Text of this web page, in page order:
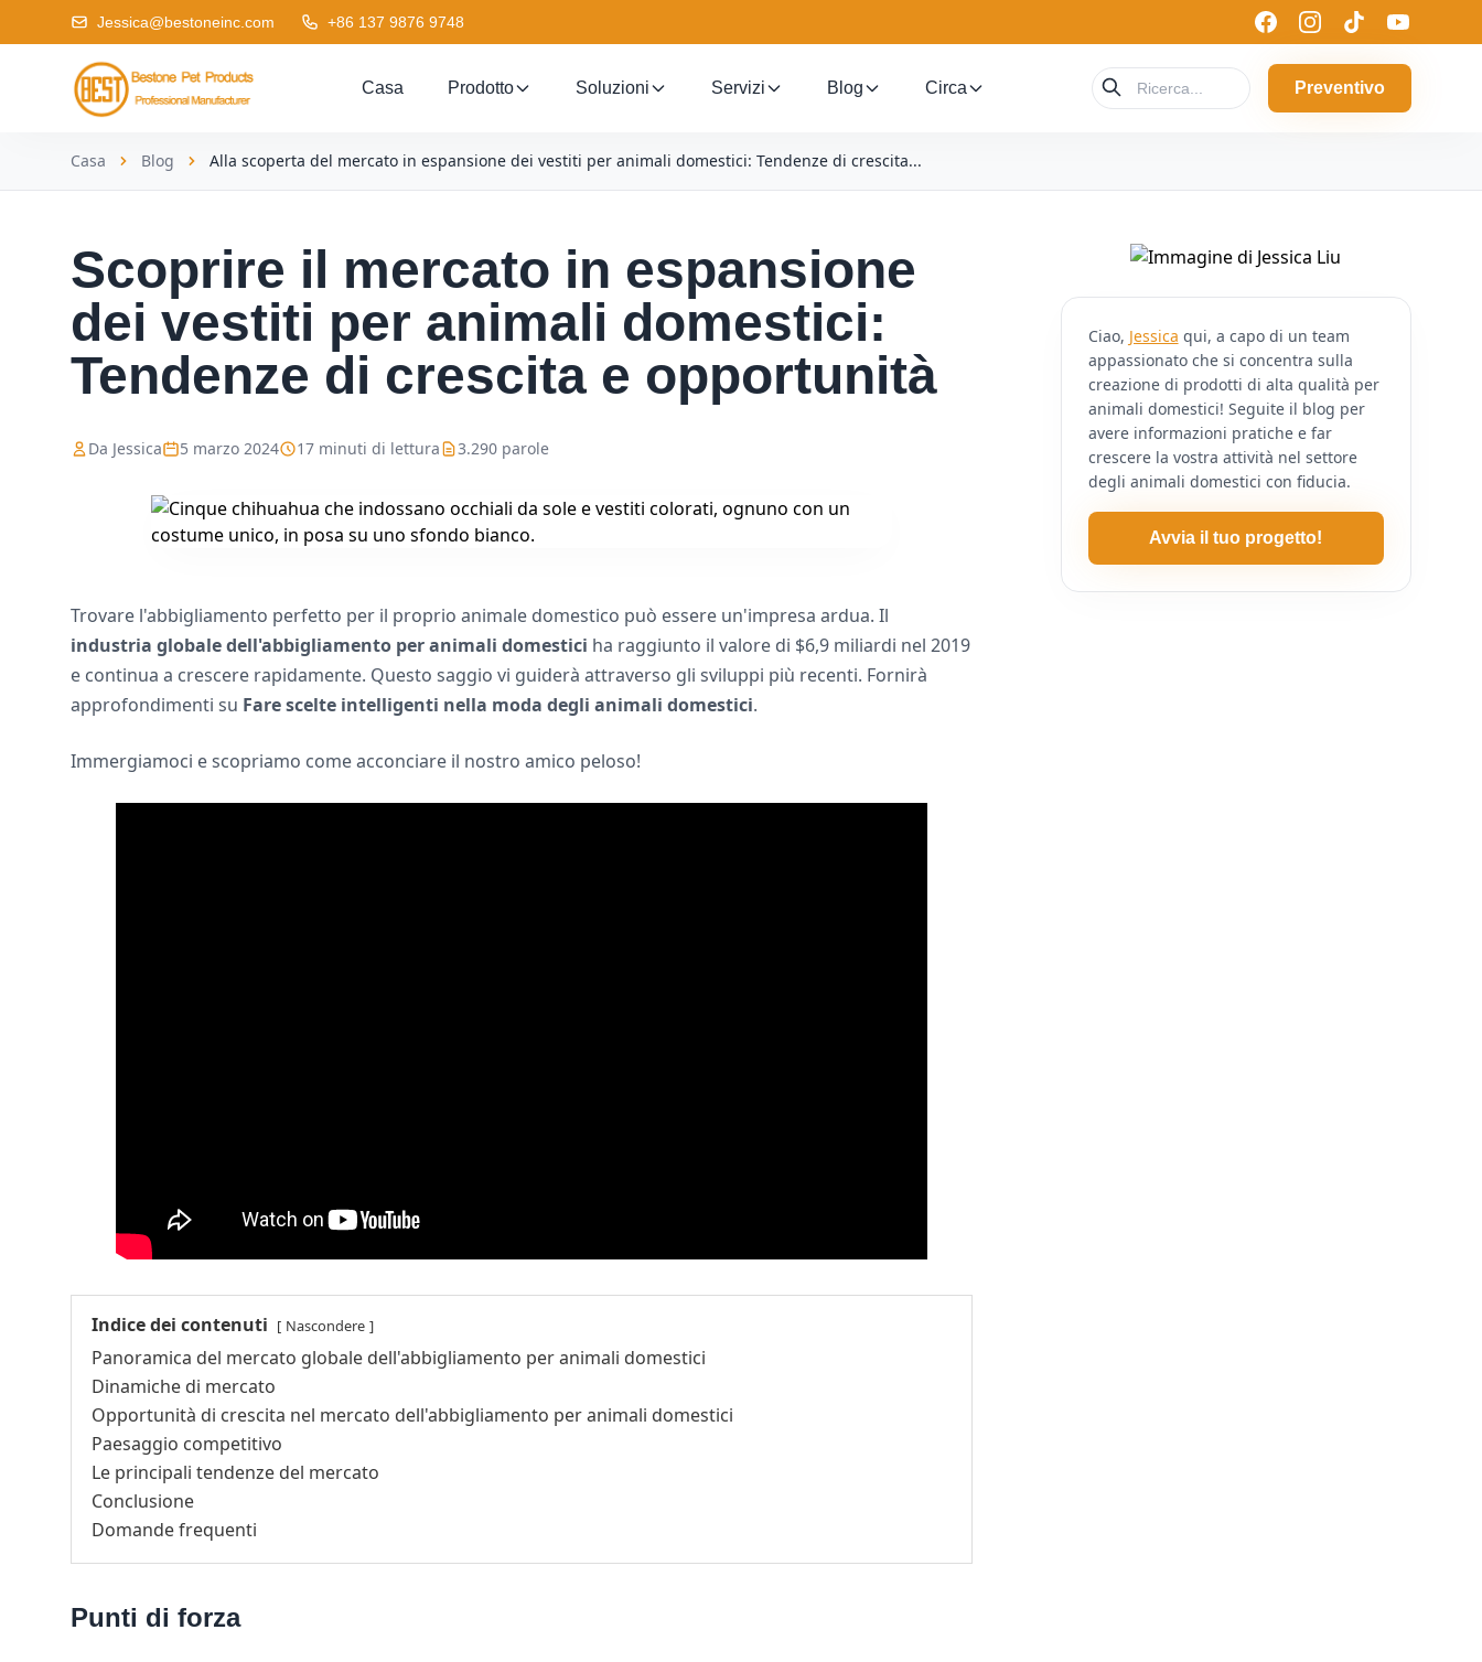
Jessica@bestoneinc.com +86 137 9876 9748
Casa Prodotto Soluzioni Servizi Blog Circa Preventivo
Casa Blog Alla scoperta del mercato in espansione dei vestiti per animali domestici: Tendenze di crescita...
Scoprire il mercato in espansione
dei vestiti per animali domestici:
Tendenze di crescita e opportunità
Da Jessica 5 marzo 2024 17 minuti di lettura 3.290 parole
Trovare l'abbigliamento perfetto per il proprio animale domestico può essere un'impresa ardua. Il
industria globale dell'abbigliamento per animali domestici ha raggiunto il valore di $6,9 miliardi nel 2019
e continua a crescere rapidamente. Questo saggio vi guiderà attraverso gli sviluppi più recenti. Fornirà
approfondimenti su Fare scelte intelligenti nella moda degli animali domestici.
Immergiamoci e scopriamo come acconciare il nostro amico peloso!
Indice dei contenuti Nascondere
Panoramica del mercato globale dell'abbigliamento per animali domestici
Dinamiche di mercato
Opportunità di crescita nel mercato dell'abbigliamento per animali domestici
Paesaggio competitivo
Le principali tendenze del mercato
Conclusione
Domande frequenti
Punti di forza
Ciao, Jessica qui, a capo di un team
appassionato che si concentra sulla
creazione di prodotti di alta qualità per
animali domestici! Seguite il blog per
avere informazioni pratiche e far
crescere la vostra attività nel settore
degli animali domestici con fiducia.
Avvia il tuo progetto!